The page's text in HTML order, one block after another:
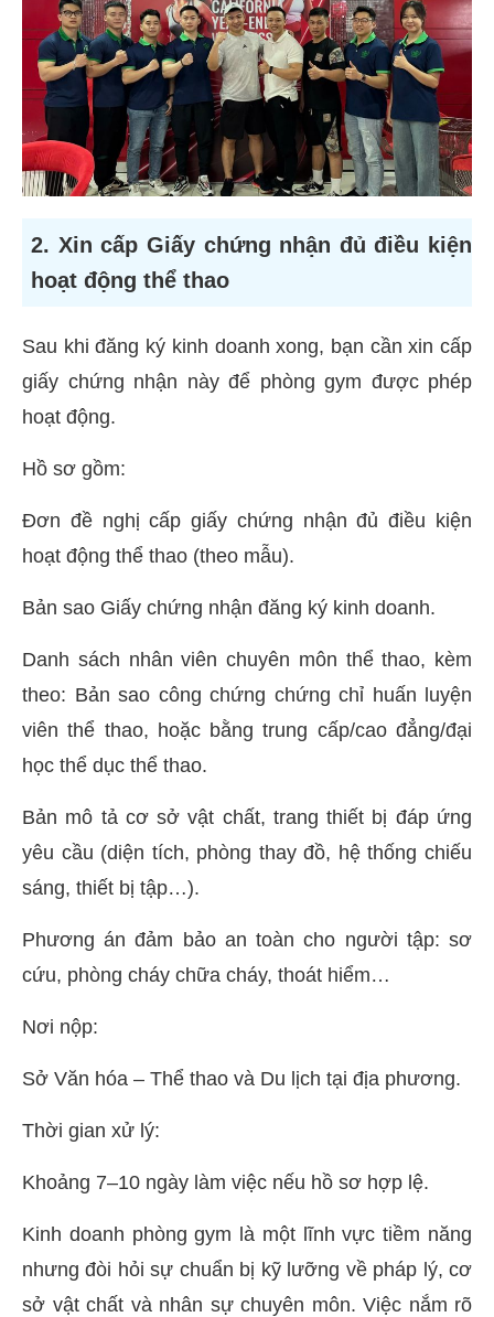
2. Xin cấp Giấy chứng nhận đủ điều kiện
hoạt động thể thao
Sau khi đăng ký kinh doanh xong, bạn cần xin cấp
giấy chứng nhận này để phòng gym được phép
hoạt động.
Hồ sơ gồm:
Đơn đề nghị cấp giấy chứng nhận đủ điều kiện
hoạt động thể thao (theo mẫu).
Bản sao Giấy chứng nhận đăng ký kinh doanh.
Danh sách nhân viên chuyên môn thể thao, kèm
theo: Bản sao công chứng chứng chỉ huấn luyện
viên thể thao, hoặc bằng trung cấp/cao đẳng/đại
học thể dục thể thao.
Bản mô tả cơ sở vật chất, trang thiết bị đáp ứng
yêu cầu (diện tích, phòng thay đồ, hệ thống chiếu
sáng, thiết bị tập…).
Phương án đảm bảo an toàn cho người tập: sơ
cứu, phòng cháy chữa cháy, thoát hiểm…
Nơi nộp:
Sở Văn hóa – Thể thao và Du lịch tại địa phương.
Thời gian xử lý:
Khoảng 7–10 ngày làm việc nếu hồ sơ hợp lệ.
Kinh doanh phòng gym là một lĩnh vực tiềm năng
nhưng đòi hỏi sự chuẩn bị kỹ lưỡng về pháp lý, cơ
sở vật chất và nhân sự chuyên môn. Việc nắm rõ